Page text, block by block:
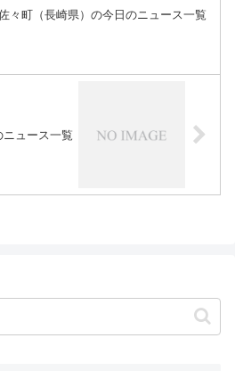
々町（長崎県）の今日のニュース一覧
ュース一覧